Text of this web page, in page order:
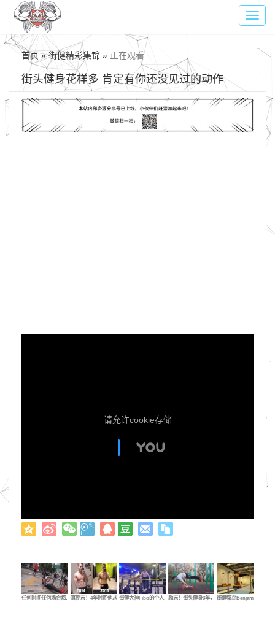
首页 » 街健精彩集锦 » 正在观看
街头健身花样多 肯定有你还没见过的动作
请允许cookie存储
任何时间任何场合都… 真励志！4年时间他从…街健大神Fibo的个人…励志！街头健身3年，…街健菜鸟Benjamin的…